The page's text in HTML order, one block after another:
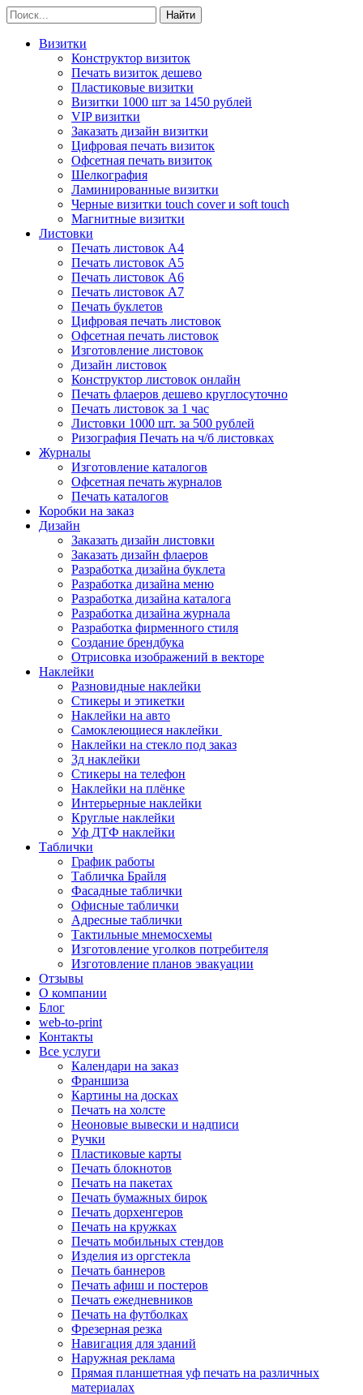
Визитки
Конструктор визиток
Печать визиток дешево
Пластиковые визитки
Визитки 1000 шт за 1450 рублей
VIP визитки
Заказать дизайн визитки
Цифровая печать визиток
Офсетная печать визиток
Шелкография
Ламинированные визитки
Черные визитки touch cover и soft touch
Магнитные визитки
Листовки
Печать листовок А4
Печать листовок А5
Печать листовок А6
Печать листовок А7
Печать буклетов
Цифровая печать листовок
Офсетная печать листовок
Изготовление листовок
Дизайн листовок
Конструктор листовок онлайн
Печать флаеров дешево круглосуточно
Печать листовок за 1 час
Листовки 1000 шт. за 500 рублей
Ризография Печать на ч/б листовках
Журналы
Изготовление каталогов
Офсетная печать журналов
Печать каталогов
Коробки на заказ
Дизайн
Заказать дизайн листовки
Заказать дизайн флаеров
Разработка дизайна буклета
Разработка дизайна меню
Разработка дизайна каталога
Разработка дизайна журнала
Разработка фирменного стиля
Создание брендбука
Отрисовка изображений в векторе
Наклейки
Разновидные наклейки
Стикеры и этикетки
Наклейки на авто
Самоклеющиеся наклейки
Наклейки на стекло под заказ
3д наклейки
Cтикеры на телефон
Наклейки на плёнке
Интерьерные наклейки
Круглые наклейки
Уф ДТФ наклейки
Таблички
График работы
Табличка Брайля
Фасадные таблички
Офисные таблички
Адресные таблички
Тактильные мнемосхемы
Изготовление уголков потребителя
Изготовление планов эвакуации
Отзывы
О компании
Блог
web-to-print
Контакты
Все услуги
Календари на заказ
Франшиза
Картины на досках
Печать на холсте
Неоновые вывески и надписи
Ручки
Пластиковые карты
Печать блокнотов
Печать на пакетах
Печать бумажных бирок
Печать дорхенгеров
Печать на кружках
Печать мобильных стендов
Изделия из оргстекла
Печать баннеров
Печать афиш и постеров
Печать ежедневников
Печать на футболках
Фрезерная резка
Навигация для зданий
Наружная реклама
Прямая планшетная уф печать на различных
материалах